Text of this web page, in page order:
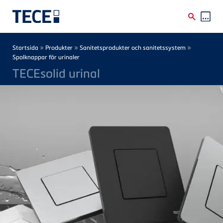
Breadcrumb
Startsida » Produkter » Sanitetsprodukter och sanitetssystem »
Spolknappar för urinaler
TECEsolid urinal